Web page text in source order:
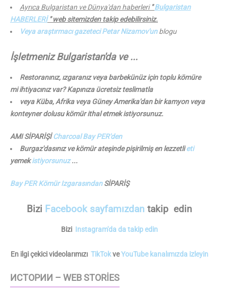
Ayrıca Bulgaristan ve Dünya'dan haberleri"Bulgaristan
HABERLERİ" web sitemizden takip edebilirsiniz.
Veya araştırmacı gazeteci Petar Nizamov'unblogu
İşletmeniz Bulgaristan'da ve ...
Restoranınız, ızgaranız veya barbekünüz için toplu kömüre
mi ihtiyacınız var? Kapınıza ücretsiz teslimatla
veya Küba, Afrika veya Güney Amerika'dan bir kamyon veya
konteyner dolusu kömür ithal etmek istiyorsunuz.
AMI SİPARİŞİCharcoal Bay PER'den
Burgaz'dasınız ve kömür ateşinde pişirilmiş en lezzetlieti
yemekistiyorsunuz...
Bay PER Kömür IzgarasındanSİPARİŞ
Bizi Facebook sayfamızdan takip edin
Bizi Instagram'da da takip edin
En ilgi çekici videolarımızı TikTokveYouTube kanalımızda izleyin
ИСТОРИИ – WEB STORIES